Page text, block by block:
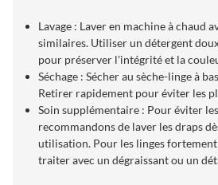
Lavage : Laver en machine à chaud
similaires. Utiliser un détergent
pour préserver l'intégrité et la
Séchage : Sécher au sèche-linge à
Retirer rapidement pour éviter les
Soin supplémentaire : Pour éviter
recommandons de laver les draps
utilisation. Pour les linges
traiter avec un dégraissant ou un